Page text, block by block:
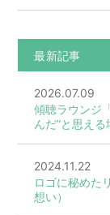
最新記事
2026.07.09
傾聴ラウンジ
んだ”と思え
2024.11.22
ロゴに秘めた
想い）